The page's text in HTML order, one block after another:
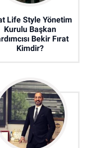
Life Style Yönetim
Kurulu Başkan
Bekir Fırat
Kimdir?